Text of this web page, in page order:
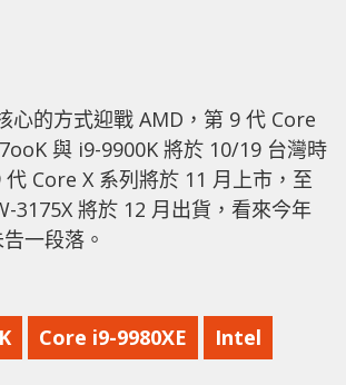
心的方式迎戰 AMD，第 9 代 Core
與 i9-9900K 將於 10/19 台灣時
Core X 系列將於 11 月上市，至
3175X 將於 12 月出貨，看來今年
一段落。
Core i9-9980XE Intel